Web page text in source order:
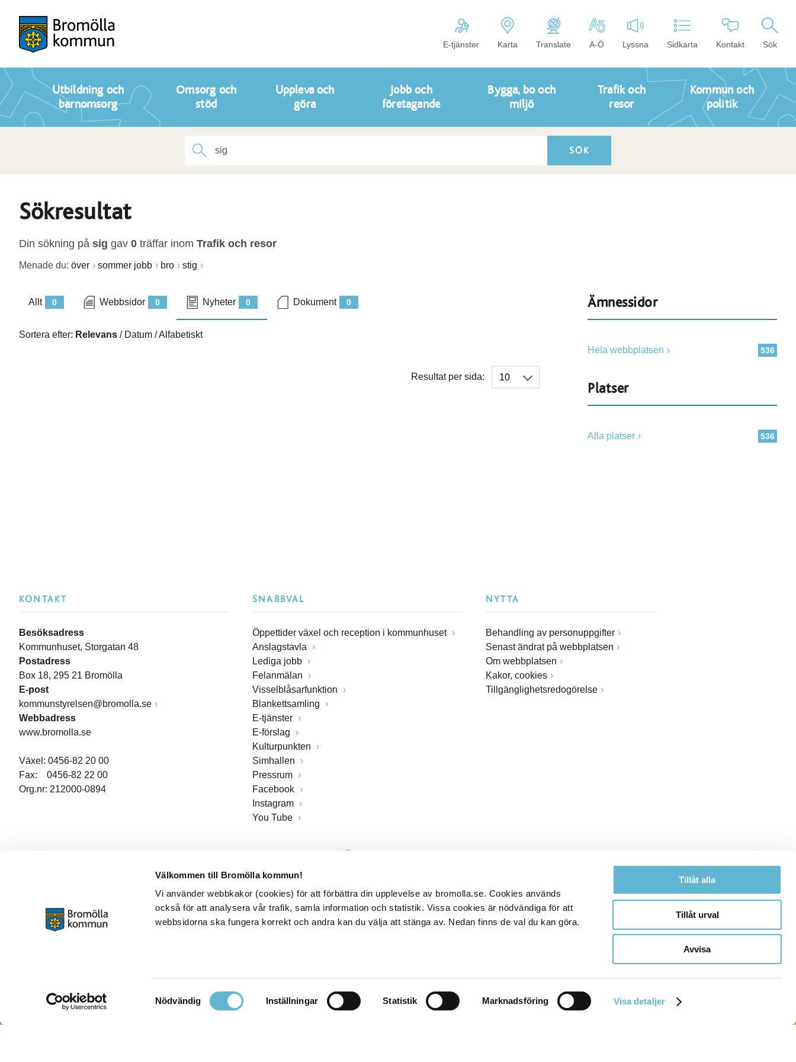
Välkommen till Bromölla kommun!
Vi använder webbkakor (cookies) för att förbättra din upplevelse av bromolla.se. Cookies används
också för att analysera vår trafik, samla information och statistik. Vissa cookies är nödvändiga för att
webbsidorna ska fungera korrekt och andra kan du välja att stänga av. Nedan finns de val du kan göra.
Samtyckesval
Nödvändig Inställningar Statistik Marknadsföring Visa detaljer
Tillåt alla
Tillåt urval
Avvisa
E-tjänster Karta Translate A-Ö Lyssna Sidkarta Kontakt Sök
Utbildning och
barnomsorg
Omsorg och
stöd
Uppleva och
göra
Jobb och
företagande
Bygga, bo och
miljö
Trafik och
resor
Kommun och
politik
Sökresultat
Din sökning på sig gav 0 träffar inom Trafik och resor
Menade du: över sommer jobb bro stig
0
Allt 0
Webbsidor 0
Nyheter 0
Dokument
Sortera efter: Relevans / Datum /Alfabetiskt
Resultat per sida:
Ämnessidor
536
Hela webbplatsen
Platser
536
Alla platser
KONTAKT
Besöksadress
Kommunhuset, Storgatan 48
Postadress
Box 18, 295 21 Bromölla
E-post
kommunstyrelsen@bromolla.se
Webbadress
www.bromolla.se
Växel: 0456-82 20 00
Fax: 0456-82 22 00
Org.nr: 212000-0894
SNABBVAL
Öppettider växel och reception i kommunhuset
Anslagstavla
Lediga jobb
Felanmälan
Visselblåsarfunktion
Blankettsamling
E-tjänster
E-förslag
Kulturpunkten
Simhallen
Pressrum
Facebook
Instagram
You Tube
NYTTA
Behandling av personuppgifter
Senast ändrat på webbplatsen
Om webbplatsen
Kakor, cookies
Tillgänglighetsredogörelse